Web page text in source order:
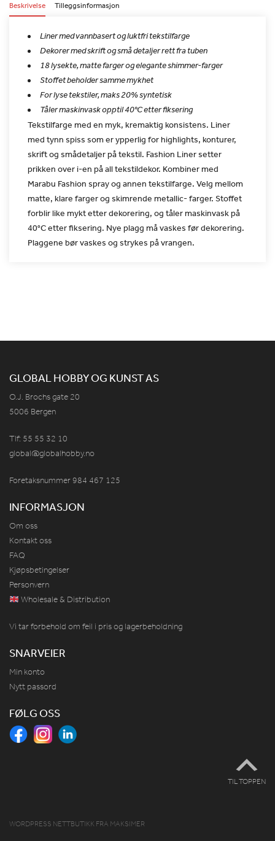
Beskrivelse Tilleggsinformasjon
Liner med vannbasert og luktfri tekstilfarge
Dekorer med skrift og små detaljer rett fra tuben
18 lysekte, matte farger og elegante shimmer-farger
Stoffet beholder samme mykhet
For lyse tekstiler, maks 20% syntetisk
Tåler maskinvask opptil 40°C etter fiksering
Tekstilfarge med en myk, kremaktig konsistens. Liner
med tynn spiss som er ypperlig for highlights, konturer,
skrift og smådetaljer påtekstil. Fashion Liner setter
prikken over i-en på alltekstildekor. Kombiner med
Marabu Fashion spray og annen tekstilfarge. Velg mellom
matte, klare farger og skimrende metallic- farger. Stoffet
forblir like mykt etter dekorering, og tåler maskinvask på
40°C etter fiksering. Nye plagg må vaskes førdekorering.
Plaggene bør vaskes og strykes på vrangen.
GLOBAL HOBBY OG KUNST AS
O.J. Brochs gate 20
5006 Bergen
Tlf: 55 55 32 10
global@globalhobby.no
Foretaksnummer 984 467 125
INFORMASJON
Om oss
Kontakt oss
FAQ
Kjøpsbetingelser
Personvern
Wholesale & Distribution
Vi tar forbehold om feil i pris og lagerbeholdning
SNARVEIER
Min konto
Nytt passord
FØLG OSS
TIL TOPPEN
WORDPRESS NETTBUTIKK FRA MAKSIMER